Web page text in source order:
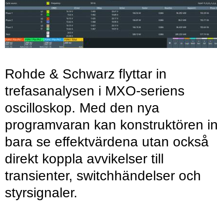
Rohde & Schwarz flyttar in
trefasanalysen i MXO-seriens
oscilloskop. Med den nya
programvaran kan konstruktören
bara se effektvärdena utan också
direkt koppla avvikelser till
transienter, switchhändelser och
styrsignaler.